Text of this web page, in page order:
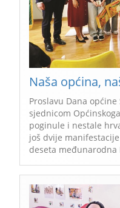
Naša općina,
Proslavu Dana
sjednicom
poginule i nestale
još dvije
deseta međunarodna